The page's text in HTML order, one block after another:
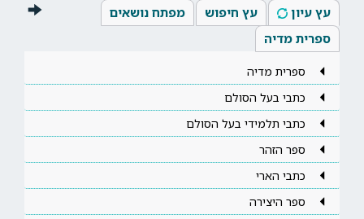
עץ עיון עץ חיפוש
מפתח נושאים
ספרית מדיה
ספרית מדיה
כתבי בעל הסולם
כתבי תלמידי בעל הסולם
ספר הזהר
כתבי הארי
ספר היצירה